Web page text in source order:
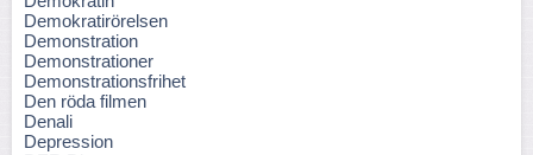
Demokratirörelsen
Demonstration
Demonstrationer
Demonstrationsfrihet
Den röda filmen
Denali
Depression